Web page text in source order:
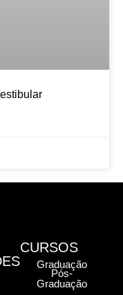
CURSOS
Graduação
Pós-
Graduação